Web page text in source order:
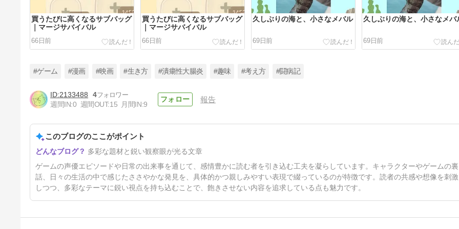
買うたびに高くなるサブバッグ
｜マージサバイバル
66日前
買うたびに高くなるサブバッグ
｜マージサバイバル
66日前
久しぶりの海と、小さなメバル
69日前
久しぶりの海と、小さなメバ
69日前
ていました｜ジョジョ【オラド
ラ】
71日前
#ゲーム #漫画 #映画 #生き方 #潰瘍性大腸炎 #趣味 #考え方 #闘病記
2133488
4
週間IN:0 週間OUT:15 月間IN:9
報告
このブログのここがポイント
多彩な題材と鋭い観察眼が光る文章
ゲームの声優エピソードや日常の出来事を通じて、感情豊かに読む者を引き込む工夫を凝らしています。キャラクターやゲームの裏
話、日々の生活の中で感じたささやかな発見を、具体的かつ親しみやすい表現で綴っているのが特徴です。読者の共感や想像を刺激
しつつ、多彩なテーマに鋭い視点を持ち込むことで、飽きさせない内容を追求している点も魅力です。